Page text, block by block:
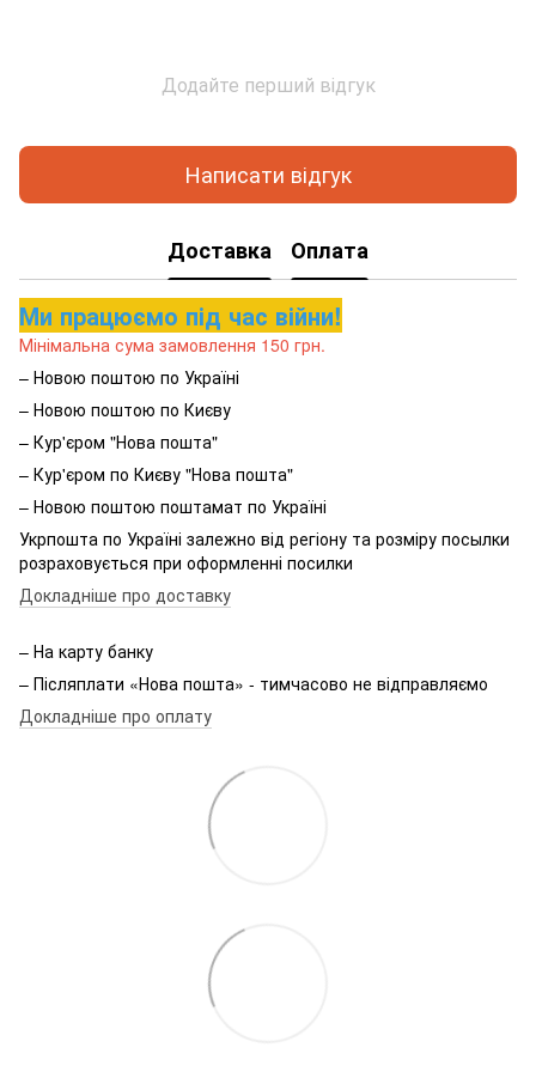
Додайте перший відгук
Написати відгук
Доставка Оплата
Ми працюємо під час війни!
Мінімальна сума замовлення 150 грн.
– Новою поштою по Україні
– Новою поштою по Києву
– Кур'єром "Нова пошта"
– Кур'єром по Києву "Нова пошта"
– Новою поштою поштамат по Україні
Укрпошта по Україні залежно від регіону та розміру посылки
розраховується при оформленні посилки
Докладніше про доставку
– На карту банку
– Післяплати «Нова пошта» - тимчасово не відправляємо
Докладніше про оплату